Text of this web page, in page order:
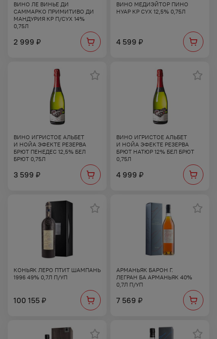
ВИНО ЛЕ ВИНЬЕ ДИ
САММАРКО ПРИМИТИВО ДИ
МАНДУРИЯ КР П/СУХ 14%
0,75Л
2 999 ₽
ВИНО МЕДИЭЙТОР ПИНО
НУАР КР СУХ 12,5% 0,75Л
4 599 ₽
ВИНО ИГРИСТОЕ АЛЬБЕТ
И НОЙА ЭФЕКТЕ РЕЗЕРВА
БРЮТ ПЕНЕДЕС 12,5% БЕЛ
БРЮТ 0,75Л
3 599 ₽
ВИНО ИГРИСТОЕ АЛЬБЕТ
И НОЙА ЭФЕКТЕ РЕЗЕРВА
БРЮТ НАТЮР 12% БЕЛ БРЮТ
0,75Л
4 999 ₽
КОНЬЯК ЛЕРО ПТИТ ШАМПАНЬ
1996 49% 0,7Л П/УП
100 155 ₽
АРМАНЬЯК БАРОН Г.
ЛЕГРАН БА АРМАНЬЯК 40%
0,7Л П/УП
7 569 ₽